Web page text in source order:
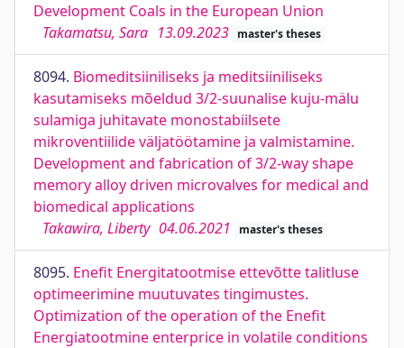
Development Coals in the European Union
Takamatsu, Sara 13.09.2023 master's theses
8094. Biomeditsiiniliseks ja meditsiiniliseks
kasutamiseks mõeldud 3/2-suunalise kuju-mälu
sulamiga juhitavate monostabiilsete
mikroventiilide väljatöötamine ja valmistamine.
Development and fabrication of 3/2-way shape
memory alloy driven microvalves for medical and
biomedical applications
Takawira, Liberty 04.06.2021 master's theses
8095. Enefit Energitatootmise ettevõtte talitluse
optimeerimine muutuvates tingimustes.
Optimization of the operation of the Enefit
Energiatootmine enterprice in volatile conditions